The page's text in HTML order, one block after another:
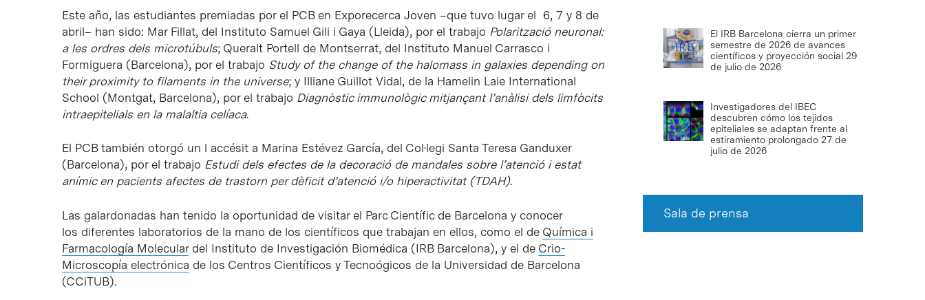
Este año, las estudiantes premiadas por el PCB en Exporecerca Joven –que tuvo lugar el 6, 7 y 8 de
abril– han sido: Mar Fillat, del Instituto Samuel Gili i Gaya (Lleida), por el trabajo Polarització neuronal:
a les ordres dels microtúbuls; Queralt Portell de Montserrat, del Instituto Manuel Carrasco i
Formiguera (Barcelona), por el trabajo Study of the change of the halomass in galaxies depending on
their proximity to filaments in the universe; y Illiane Guillot Vidal, de la Hamelin Laie International
School (Montgat, Barcelona), por el trabajo Diagnòstic immunològic mitjançant l’anàlisi dels limfòcits
intraepitelials en la malaltia celíaca.
El PCB también otorgó un l accésit a Marina Estévez García, del Col·legi Santa Teresa Ganduxer
(Barcelona), por el trabajo Estudi dels efectes de la decoració de mandales sobre l’atenció i estat
anímic en pacients afectes de trastorn per dèficit d’atenció i/o hiperactivitat (TDAH).
Las galardonadas han tenido la oportunidad de visitar el Parc Científic de Barcelona y conocer
los diferentes laboratorios de la mano de los científicos que trabajan en ellos, como el de Química i
Farmacología Moleculardel Instituto de Investigación Biomédica (IRB Barcelona), y el de Crio-
Microscopía electrónica de los Centros Científicos y Tecnoógicos de la Universidad de Barcelona
(CCiTUB).
El IRB Barcelona cierra un primer
semestre de 2026 de avances
científicos y proyección social 29
de julio de 2026
Investigadores del IBEC
descubren cómo los tejidos
epiteliales se adaptan frente al
estiramiento prolongado 27 de
julio de 2026
Sala de prensa